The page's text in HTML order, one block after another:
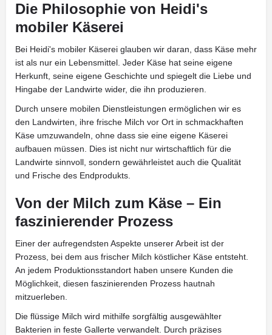
Die Philosophie von Heidi's
mobiler Käserei
Bei Heidi's mobiler Käserei glauben wir daran, dass Käse mehr
ist als nur ein Lebensmittel. Jeder Käse hat seine eigene
Herkunft, seine eigene Geschichte und spiegelt die Liebe und
Hingabe der Landwirte wider, die ihn produzieren.
Durch unsere mobilen Dienstleistungen ermöglichen wir es
den Landwirten, ihre frische Milch vor Ort in schmackhaften
Käse umzuwandeln, ohne dass sie eine eigene Käserei
aufbauen müssen. Dies ist nicht nur wirtschaftlich für die
Landwirte sinnvoll, sondern gewährleistet auch die Qualität
und Frische des Endprodukts.
Von der Milch zum Käse – Ein
faszinierender Prozess
Einer der aufregendsten Aspekte unserer Arbeit ist der
Prozess, bei dem aus frischer Milch köstlicher Käse entsteht.
An jedem Produktionsstandort haben unsere Kunden die
Möglichkeit, diesen faszinierenden Prozess hautnah
mitzuerleben.
Die flüssige Milch wird mithilfe sorgfältig ausgewählter
Bakterien in feste Gallerte verwandelt. Durch präzises